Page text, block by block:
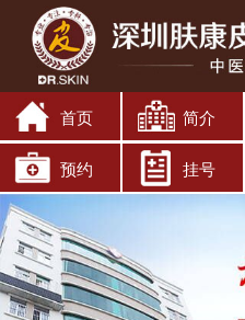
首页 简介
预约 挂号